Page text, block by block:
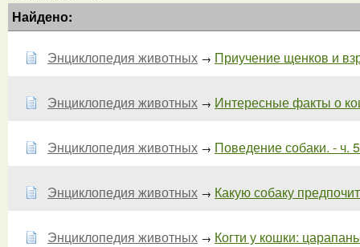
Найдено:
Энциклопедия животных → Приучение щенков и
Энциклопедия животных → Интересные факты о
Энциклопедия животных → Поведение собаки. - ч. 5
Энциклопедия животных → Какую собаку
Энциклопедия животных → Когти у кошки: